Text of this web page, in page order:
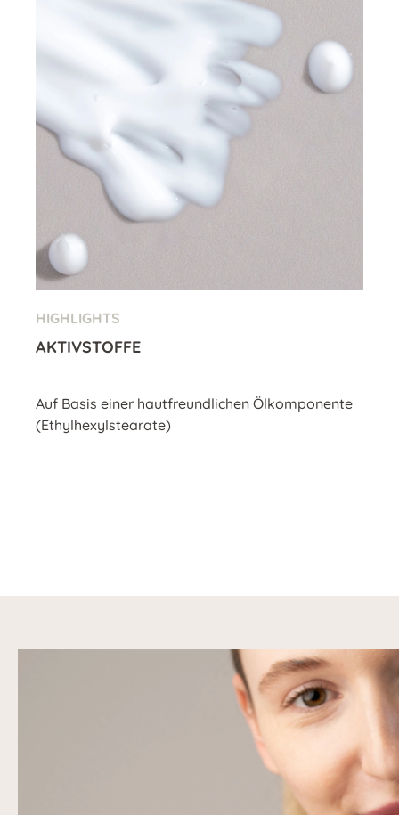
HIGHLIGHTS
AKTIVSTOFFE
Auf Basis einer hautfreundlichen Ölkomponente
(Ethylhexylstearate)